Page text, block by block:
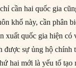
cần hai quốc gia
khổ này, cần phân
xuất quốc gia hiện
được sự ủng hộ chính
hai mới là yếu tố